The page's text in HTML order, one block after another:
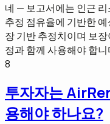
네 — 보고서에는 인근
추정 점유율에 기반한
장 기반 추정치이며 보장
정과 함께 사용해야 합니
8
투자자는
용해야 하나요?